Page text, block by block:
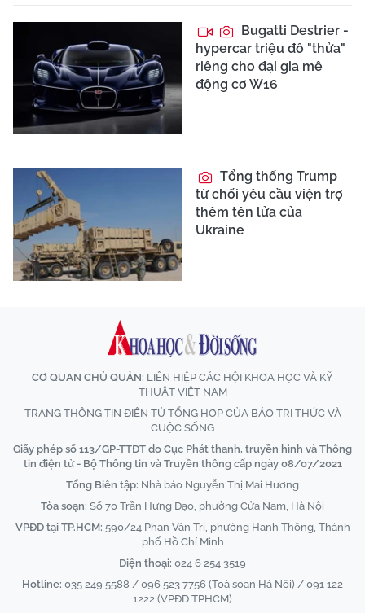
Bugatti Destrier -
hypercar triệu đô "thửa"
riêng cho đại gia mê
động cơ W16
Tổng thống Trump
từ chối yêu cầu viện trợ
thêm tên lửa của
Ukraine
CƠ QUAN CHỦ QUẢN: LIÊN HIỆP CÁC HỘI KHOA HỌC VÀ KỸ
THUẬT VIỆT NAM
TRANG THÔNG TIN ĐIỆN TỬ TỔNG HỢP CỦA BÁO TRI THỨC VÀ
CUỘC SỐNG
Giấy phép số 113/GP-TTĐT do Cục Phát thanh, truyền hình và Thông
tin điện tử - Bộ Thông tin và Truyền thông cấp ngày 08/07/2021
Tổng Biên tập: Nhà báo Nguyễn Thị Mai Hương
Tòa soạn: Số 70 Trần Hưng Đạo, phường Cửa Nam, Hà Nội
VPĐD tại TP.HCM: 590/24 Phan Văn Trị, phường Hạnh Thông, Thành
phố Hồ Chí Minh
Điện thoại: 024 6 254 3519
Hotline: 035 249 5588 / 096 523 7756 (Toà soạn Hà Nội) / 091 122
1222 (VPĐD TPHCM)